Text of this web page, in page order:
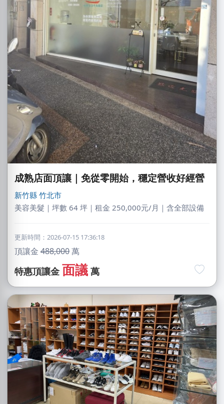
成熟店面頂讓｜免從零開始，穩定營收好經營
新竹縣 竹北市
美容美髮｜坪數 64 坪｜租金 250,000元/月｜含全部設備
更新時間：2026-07-15 17:36:18
頂讓金 488,000萬
特惠頂讓金 面議 萬